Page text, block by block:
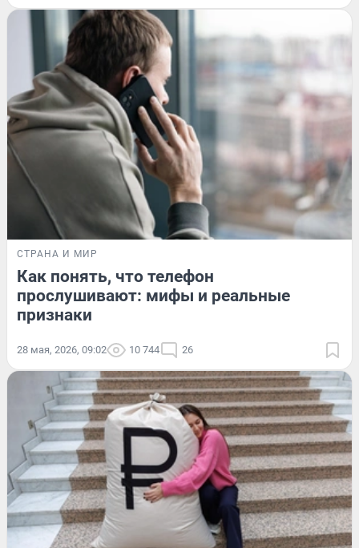
СТРАНА И МИР
Как понять, что телефон
прослушивают: мифы и реальные
признаки
28 мая, 2026, 09:02 10 744 26